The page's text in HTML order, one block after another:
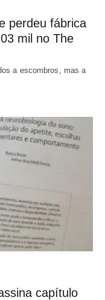
perdeu fábrica
mil no The
a escombros, mas a
capítulo